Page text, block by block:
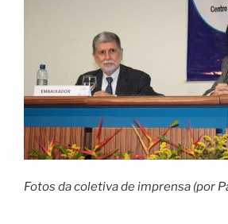
Fotos da coletiva de imprensa (por